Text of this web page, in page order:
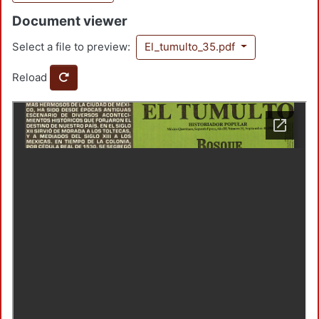
Document viewer
Select a file to preview: El_tumulto_35.pdf
Reload